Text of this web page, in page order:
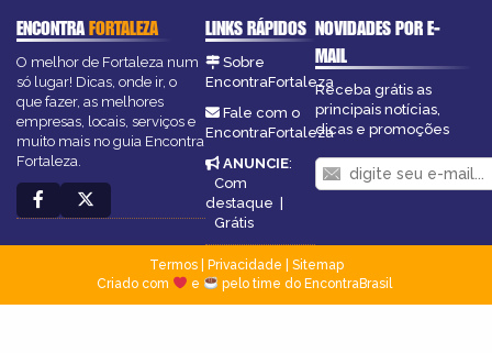
ENCONTRAFORTALEZA
O melhor de Fortaleza num
só lugar! Dicas, onde ir, o
que fazer, as melhores
empresas, locais, serviços e
muito mais no guia Encontra
Fortaleza.
LINKS RÁPIDOS
Sobre
EncontraFortaleza
Fale com o
EncontraFortaleza
ANUNCIE:
Com
destaque |
Grátis
NOVIDADES POR E-
MAIL
Receba grátis as
principais notícias,
dicas e promoções
Termos| Privacidade
Sitemap
Criado com
e pelo time do EncontraBrasil